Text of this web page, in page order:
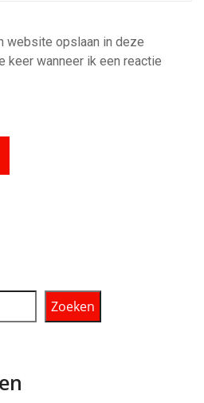
website opslaan in deze
keer wanneer ik een reactie
Zoeken